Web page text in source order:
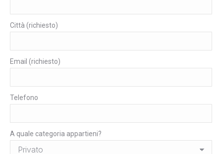
Città (richiesto)
Email (richiesto)
Telefono
A quale categoria appartieni?